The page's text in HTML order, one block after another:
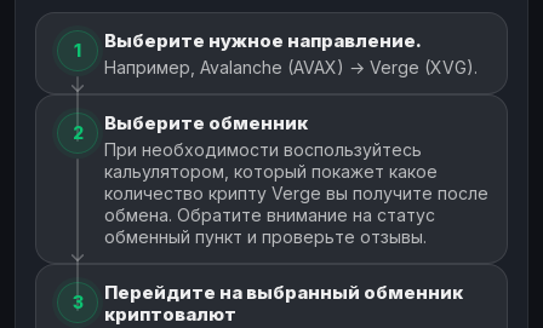
1 Выберите нужное направление.
Например, Avalanche (AVAX) → Verge (XVG).
2 Выберите обменник
При необходимости воспользуйтесь
кальулятором, который покажет какое
количество крипту Verge вы получите после
обмена. Обратите внимание на статус
обменный пункт и проверьте отзывы.
3
Перейдите на выбранный обменник
криптовалют